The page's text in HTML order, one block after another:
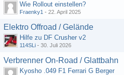
Wie Rollout einstellen?
Fraenky1 - 22. April 2025
Elektro Offroad / Gelände
Hilfe zu DF Crusher v2
114SLi - 30. Juli 2026
Verbrenner On-Road / Glattbahn
Kyosho .049 F1 Ferrari G Berger